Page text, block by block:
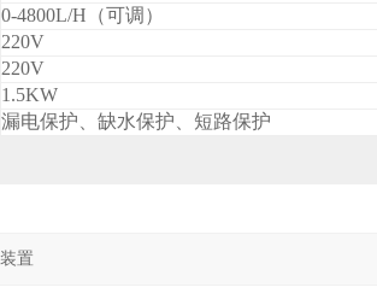
0-4800L/H （可调）
220V
220V
1 .5KW
漏电保护、缺水保护、短路保护